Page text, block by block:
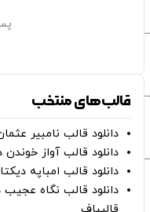
قالب‌های منتخب
دانلود قالب نامبیر
دانلود قالب آواز خوندن
دانلود قالب امباپه
دانلود قالب نگاه عجیب
قالیباف